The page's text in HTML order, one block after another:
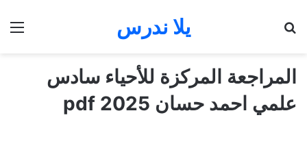
يلا ندرس
المراجعة المركزة للأحياء سادس
علمي احمد حسان 2025 pdf